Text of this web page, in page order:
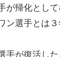
が帰化とし
ン選手とは３
手が復活し